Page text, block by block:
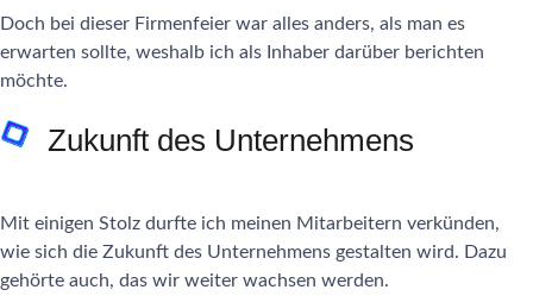
Doch bei dieser Firmenfeier war alles anders, als man es
erwarten sollte, weshalb ich als Inhaber darüber berichten
möchte.
Zukunft des Unternehmens
Mit einigen Stolz durfte ich meinen Mitarbeitern verkünden,
wie sich die Zukunft des Unternehmens gestalten wird. Dazu
gehörte auch, das wir weiter wachsen werden.